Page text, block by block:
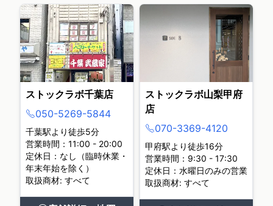
ストックラボ千葉店
050-5269-5844
千葉駅より徒歩5分
営業時間：11:00 - 20:00
定休日：なし（臨時休業・
年末年始を除く）
取扱商材: すべて
ストックラボ山梨甲府
店
070-3369-4120
甲府駅より徒歩16分
営業時間：9:30 - 17:30
定休日：水曜日のみの営業
取扱商材: すべて